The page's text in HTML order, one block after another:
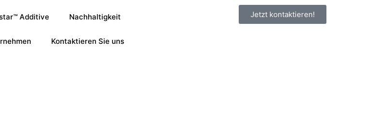
Additive Nachhaltigkeit
Kontaktieren Sie uns
Jetzt kontaktieren!